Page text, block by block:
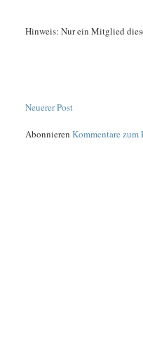
Hinweis: Nur ein Mitglied
Neuerer Post
AbonnierenKommentare zum